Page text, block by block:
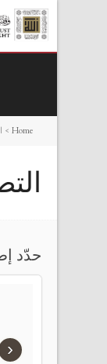
Home
>
حدّد
‹